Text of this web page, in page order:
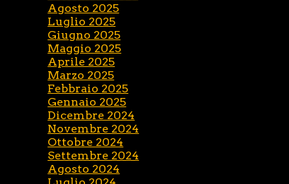
Agosto 2025
Luglio 2025
Giugno 2025
Maggio 2025
Aprile 2025
Marzo 2025
Febbraio 2025
Gennaio 2025
Dicembre 2024
Novembre 2024
Ottobre 2024
Settembre 2024
Agosto 2024